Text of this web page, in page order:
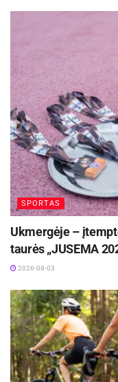
SPORTAS
Ukmergėje –
taurės „JUSEMA
2026-08-03